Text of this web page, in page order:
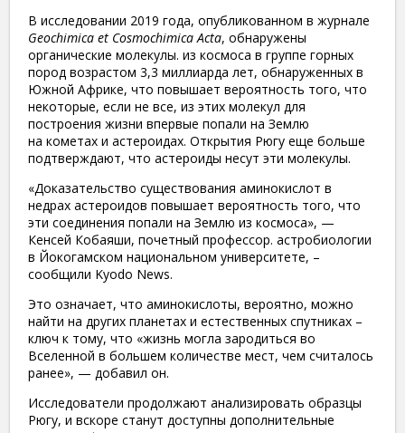
В исследовании 2019 года, опубликованном в журнале
Geochimica et Cosmochimica Acta, обнаружены
органические молекулы. из космоса в группе горных
пород возрастом 3,3 миллиарда лет, обнаруженных в
Южной Африке, что повышает вероятность того, что
некоторые, если не все, из этих молекул для
построения жизни впервые попали на Землю
на кометах и астероидах. Открытия Рюгу еще больше
подтверждают, что астероиды несут эти молекулы.
«Доказательство существования аминокислот в
недрах астероидов повышает вероятность того, что
эти соединения попали на Землю из космоса», —
Кенсей Кобаяши, почетный профессор. астробиологии
в Йокогамском национальном университете, –
сообщили Kyodo News.
Это означает, что аминокислоты, вероятно, можно
найти на других планетах и ​​естественных спутниках –
ключ к тому, что «жизнь могла зародиться во
Вселенной в большем количестве мест, чем считалось
ранее», — добавил он.
Исследователи продолжают анализировать образцы
Рюгу, и вскоре станут доступны дополнительные